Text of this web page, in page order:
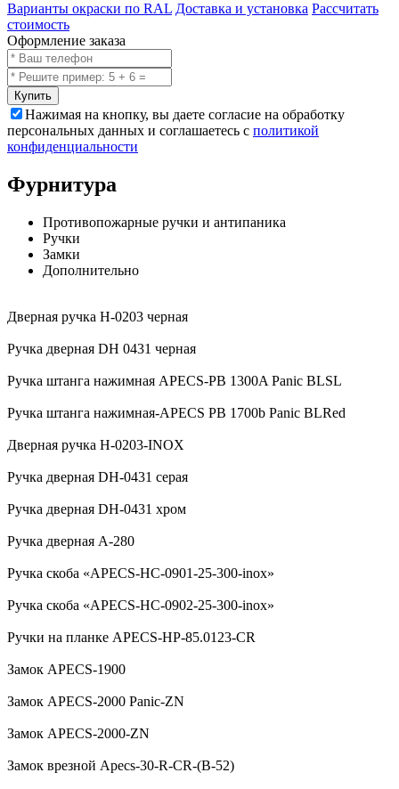
Варианты окраски по RAL Доставка и установка Рассчитать
стоимость
Оформление заказа
Купить
Нажимая на кнопку, вы даете согласие на обработку
персональных данных и соглашаетесь с политикой
конфиденциальности
Фурнитура
Противопожарные ручки и антипаника
Ручки
Замки
Дополнительно
Дверная ручка H-0203 черная
Ручка дверная DH 0431 черная
Ручка штанга нажимная APECS-PB 1300A Panic BLSL
Ручка штанга нажимная-APECS PB 1700b Panic BLRed
Дверная ручка H-0203-INOX
Ручка дверная DH-0431 серая
Ручка дверная DH-0431 хром
Ручка дверная А-280
Ручка скоба «APECS-HC-0901-25-300-inox»
Ручка скоба «APECS-HC-0902-25-300-inox»
Ручки на планке APECS-HP-85.0123-CR
Замок APECS-1900
Замок APECS-2000 Panic-ZN
Замок APECS-2000-ZN
Замок врезной Apecs-30-R-CR-(B-52)